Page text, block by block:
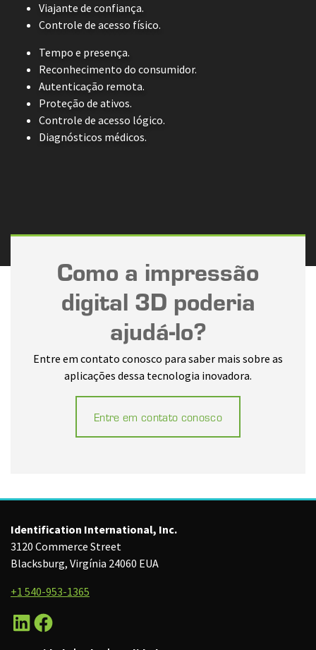
Viajante de confiança.
Controle de acesso físico.
Tempo e presença.
Reconhecimento do consumidor.
Autenticação remota.
Proteção de ativos.
Controle de acesso lógico.
Diagnósticos médicos.
Como a impressão
digital 3D poderia
ajudá-lo?
Entre em contato conosco para saber mais sobre as
aplicações dessa tecnologia inovadora.
Entre em contato conosco
Identification International, Inc.
3120 Commerce Street
Blacksburg, Virgínia 24060 EUA
+1 540-953-1365
LinkedIn
Facebook